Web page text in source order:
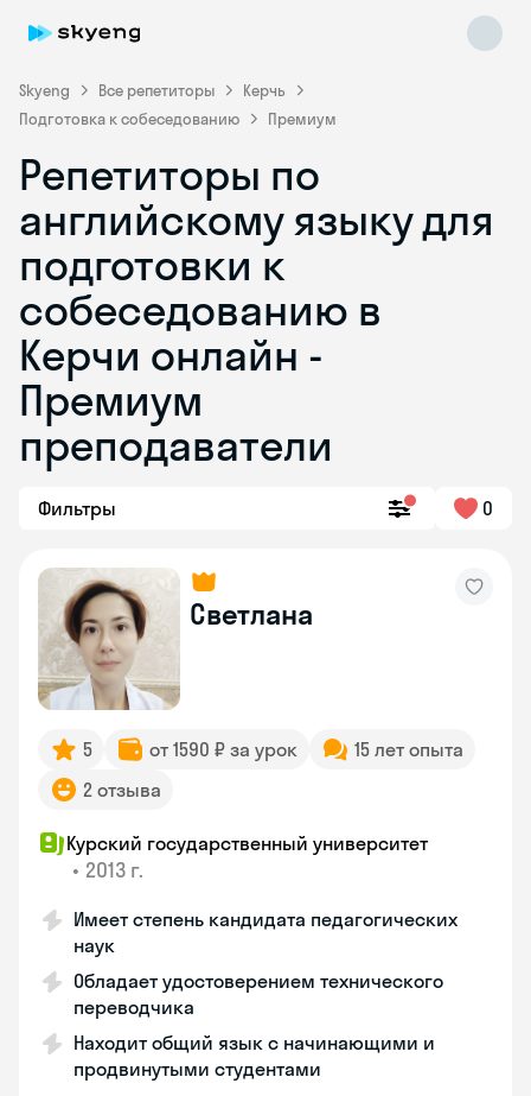
Skyeng Все репетиторы
Керчь
Подготовка к собеседованию
Премиум
Репетиторы по
английскому языку для
подготовки к
собеседованию в
Керчи онлайн -
Премиум
преподаватели
Фильтры 0
Светлана
5 от 1590 ₽ за урок
15 лет опыта
2 отзыва
Курский государственный университет
• 2013 г.
Имеет степень кандидата педагогических
наук
Обладает удостоверением технического
переводчика
Находит общий язык с начинающими и
продвинутыми студентами
Skyeng Chat